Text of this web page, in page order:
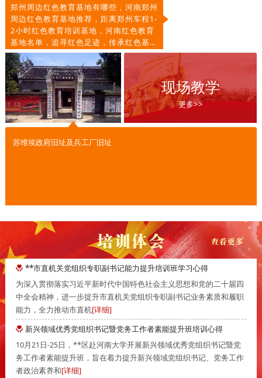
郑州周边红色教育基地有哪些，河南郑州
周边红色教育基地推荐，距离郑州车程1-
2小时红色教育培训基地，河南红色教育
基地名单，追寻红色足迹，传承红色基
因，弘扬红色精神。
现场教学
更多>>
苏维埃政府旧址及兵工厂旧址
**市直机关党组织专职副书记能力提升培训班学习心得
为深入贯彻落实习近平新时代中国特色社会主义思想和党的二十届四
中全会精神，进一步提升市直机关党组织专职副书记业务素质和履职
能力，全力推动市直机[详细]
新兴领域优秀党组织书记暨党务工作者素能提升班培训心得
10月21日-25日，**区赴河南大学开展新兴领域优秀党组织书记暨党
务工作者素能提升班，旨在着力提升新兴领域党组织书记、党务工作
者政治素养和[详细]